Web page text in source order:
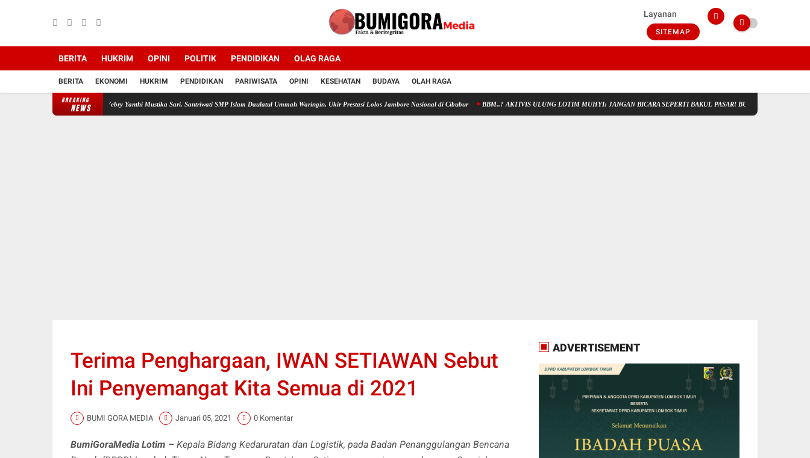
Layanan
SITEMAP
BERITA HUKRIM OPINI POLITIK PENDIDIKAN OLAG RAGA
BERITA EKONOMI HUKRIM PENDIDIKAN PARIWISATA OPINI KESEHATAN BUDAYA OLAH RAGA
BREAKING
NEWS
Febry Yanthi Mustika Sari, Santriwati SMP Islam Daulatul Ummah Waringin, Ukir Prestasi Lolos Jambore Nasional di Cibubur BBM..? AKTIVIS ULUNG LOTIM MUHYI: JANGAN BICARA SEPERTI BAKUL PASAR! BUPATI WAJIB CARI SOLUSI,
Terima Penghargaan, IWAN SETIAWAN Sebut
Ini Penyemangat Kita Semua di 2021
BUMI GORA MEDIA Januari 05, 2021 0 Komentar
BumiGoraMedia Lotim – Kepala Bidang Kedaruratan dan Logistik, pada Badan Penanggulangan Bencana
ADVERTISEMENT